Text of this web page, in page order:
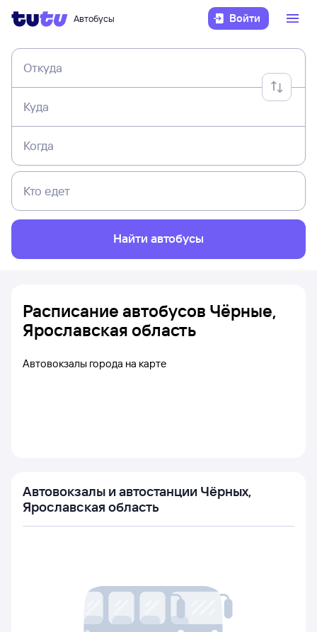
Автобусы Войти
Откуда
Куда
Когда
Кто едет
Найти автобусы
Расписание автобусов Чёрные,
Ярославская область
Автовокзалы города на карте
Автовокзалы и автостанции Чёрных,
Ярославская область